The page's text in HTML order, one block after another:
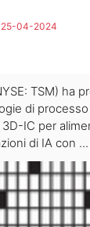
25-04-2024
TSM) ha
di
IC per
di IA con ...